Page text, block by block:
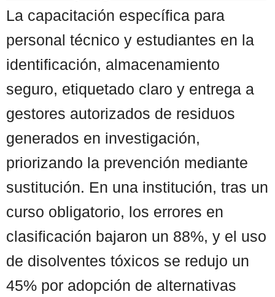
La capacitación específica para
personal técnico y estudiantes en la
identificación, almacenamiento
seguro, etiquetado claro y entrega a
gestores autorizados de residuos
generados en investigación,
priorizando la prevención mediante
sustitución. En una institución, tras un
curso obligatorio, los errores en
clasificación bajaron un 88%, y el uso
de disolventes tóxicos se redujo un
45% por adopción de alternativas